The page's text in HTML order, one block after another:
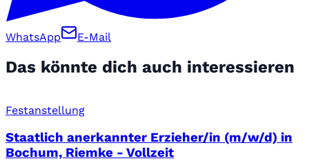
WhatsApp E-Mail
Das könnte dich auch interessieren
Festanstellung
Staatlich anerkannter Erzieher/in (m/w/d) in
Bochum, Riemke - Vollzeit